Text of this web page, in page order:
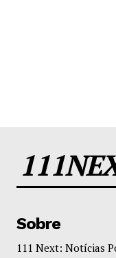
Sobre
111 Next: Notícias